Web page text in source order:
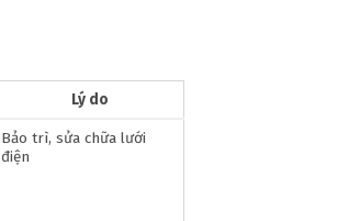
Lý do
Bảo trì, sửa chữa lưới
điện